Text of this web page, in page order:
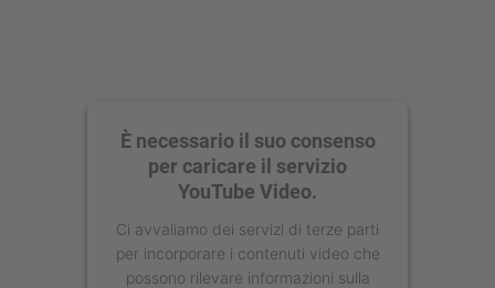
È necessario il suo consenso
per caricare il servizio
YouTube Video.
Ci avvaliamo dei servizi di terze parti
per incorporare i contenuti video che
possono rilevare informazioni sulla